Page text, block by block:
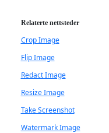
Relaterte nettsteder
Crop Image
Flip Image
Redact Image
Resize Image
Take Screenshot
Watermark Image